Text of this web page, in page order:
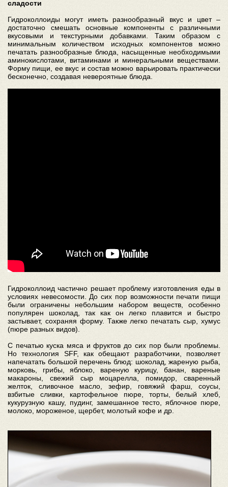
сладости
Гидроколлоиды могут иметь разнообразный вкус и цвет –
достаточно смешать основные компоненты с различными
вкусовыми и текстурными добавками. Таким образом с
минимальным количеством исходных компонентов можно
печатать разнообразные блюда, насыщенные необходимыми
аминокислотами, витаминами и минеральными веществами.
Форму пищи, ее вкус и состав можно варьировать практически
бесконечно, создавая невероятные блюда.
Гидроколлоид частично решает проблему изготовления еды в
условиях невесомости. До сих пор возможности печати пищи
были ограничены небольшим набором веществ, особенно
популярен шоколад, так как он легко плавится и быстро
застывает, сохраняя форму. Также легко печатать сыр, хумус
(пюре разных видов).
С печатью куска мяса и фруктов до сих пор были проблемы.
Но технология SFF, как обещают разработчики, позволяет
напечатать большой перечень блюд: шоколад, жареную рыба,
морковь, грибы, яблоко, вареную курицу, банан, вареные
макароны, свежий сыр моцарелла, помидор, сваренный
желток, сливочное масло, зефир, говяжий фарш, соусы,
взбитые сливки, картофельное пюре, торты, белый хлеб,
кукурузную кашу, пудинг, замешанное тесто, яблочное пюре,
молоко, мороженое, щербет, молотый кофе и др.